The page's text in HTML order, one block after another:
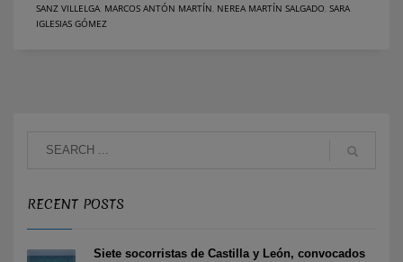
SANZ VILLELGA MARCOS ANTÓN MARTÍN NEREA MARTÍN SALGADO SARA
IGLESIAS GÓMEZ
RECENT POSTS
Siete socorristas de Castilla y León, convocados